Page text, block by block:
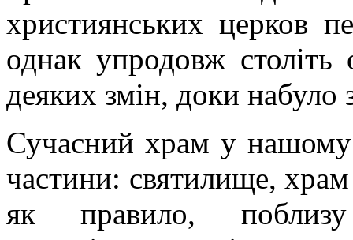
християнських церков
однак упродовж століть
деяких змін, доки набуло
Сучасний храм у нашому
частини: святилище,
як правило,